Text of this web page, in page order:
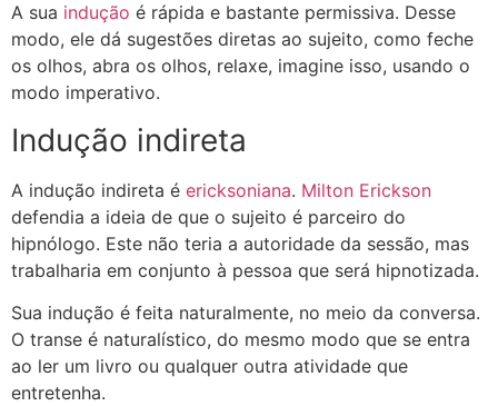
A sua indução é rápida e bastante permissiva. Desse
modo, ele dá sugestões diretas ao sujeito, como feche
os olhos, abra os olhos, relaxe, imagine isso, usando o
modo imperativo.
Indução indireta
A indução indireta é ericksoniana. Milton Erickson
defendia a ideia de que o sujeito é parceiro do
hipnólogo. Este não teria a autoridade da sessão, mas
trabalharia em conjunto à pessoa que será hipnotizada.
Sua indução é feita naturalmente, no meio da conversa.
O transe é naturalístico, do mesmo modo que se entra
ao ler um livro ou qualquer outra atividade que
entretenha.